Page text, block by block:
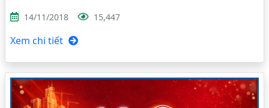
14/11/2018 15,447
Xem chi tiết